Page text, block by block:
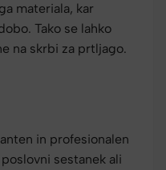
materiala, kar
Tako se lahko
na skrbi za prtljago.
in profesionalen
sestanek ali